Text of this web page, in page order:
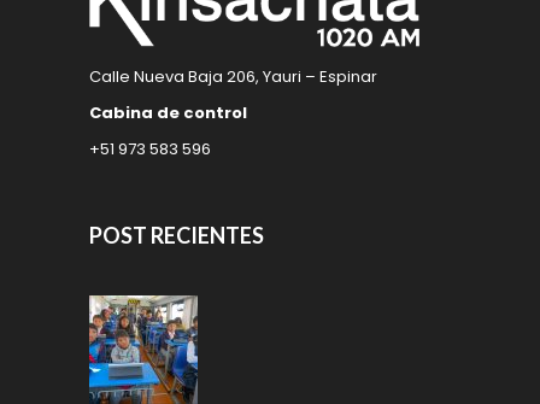
Calle Nueva Baja 206, Yauri – Espinar
Cabina de control
+51 973 583 596
POST RECIENTES